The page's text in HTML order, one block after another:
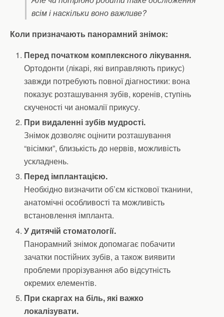
всім і наскільки воно важливе?
Коли призначають панорамний знімок:
Перед початком комплексного лікування.
Ортодонти (лікарі, які виправляють прикус)
завжди потребують повної діагностики: вона
показує розташування зубів, коренів, ступінь
скученості чи аномалії прикусу.
При видаленні зубів мудрості.
Знімок дозволяє оцінити розташування
“вісімки”, близькість до нервів, можливість
ускладнень.
Перед імплантацією.
Необхідно визначити об’єм кісткової тканини,
анатомічні особливості та можливість
встановлення імпланта.
У дитячій стоматології.
Панорамний знімок допомагає побачити
зачатки постійних зубів, а також виявити
проблеми прорізування або відсутність
окремих елементів.
При скаргах на біль, які важко
локалізувати.